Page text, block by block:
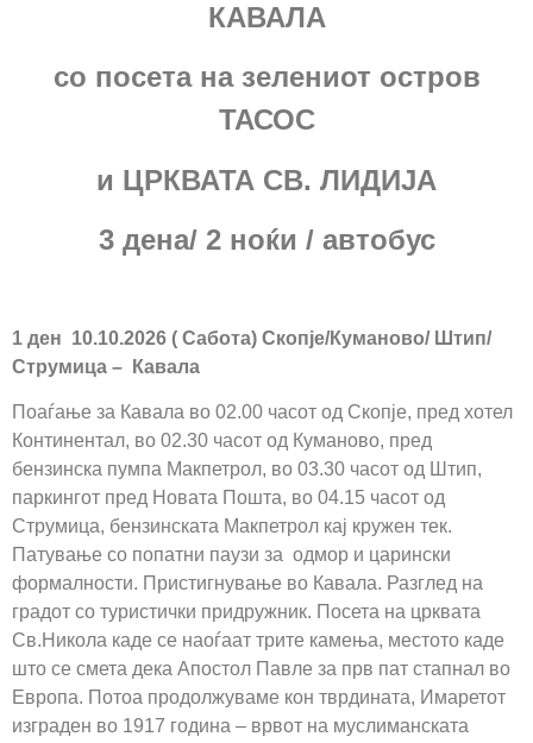
КАВАЛА
со посета на зелениот остров
ТАСОС
и ЦРКВАТА СВ. ЛИДИЈА
3 дена/ 2 ноќи / автобус
1 ден 10.10.2026 ( Сабота) Скопје/Куманово/ Штип/
Струмица – Кавала
Поаѓање за Кавала во 02.00 часот од Скопје, пред хотел
Континентал, во 02.30 часот од Куманово, пред
бензинска пумпа Макпетрол, во 03.30 часот од Штип,
паркингот пред Новата Пошта, во 04.15 часот од
Струмица, бензинската Макпетрол кај кружен тек.
Патување со попатни паузи за одмор и царински
формалности. Пристигнување во Кавала. Разглед на
градот со туристички придружник. Посета на црквата
Св.Никола каде се наоѓаат трите камења, местото каде
што се смета дека Апостол Павле за прв пат стапнал во
Европа. Потоа продолжуваме кон тврдината, Имаретот
изграден во 1917 година – врвот на муслиманската